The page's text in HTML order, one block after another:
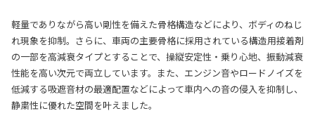
軽量でありながら高い剛性を備えた骨格構造などにより、ボディのねじ
れ現象を抑制。さらに、車両の主要骨格に採用されている構造用接着剤
の一部を高減衰タイプとすることで、操縦安定性・乗り心地、振動減衰
性能を高い次元で両立しています。また、エンジン音やロードノイズを
低減する吸遮音材の最適配置などによって車内への音の侵入を抑制し、
静粛性に優れた空間を叶えました。